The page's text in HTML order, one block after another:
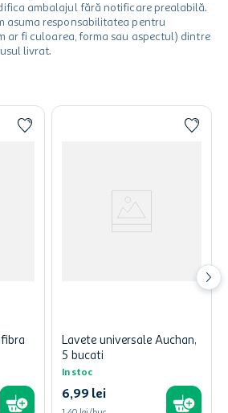
ambalajul fără notificare prealabilă.
asuma responsabilitatea pentru
ar fi culoarea, forma sau aspectul) dintre
livrat.
Lavete universale Auchan,
5 bucati
In stoc
6,99 lei